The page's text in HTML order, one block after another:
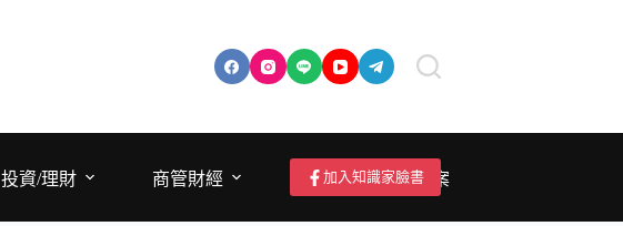
投資/理財 商管財經 成為作者/投稿/提案
加入知識家臉書